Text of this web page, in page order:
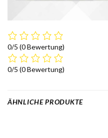
0/5 (0 Bewertung)
0/5 (0 Bewertung)
ÄHNLICHE PRODUKTE